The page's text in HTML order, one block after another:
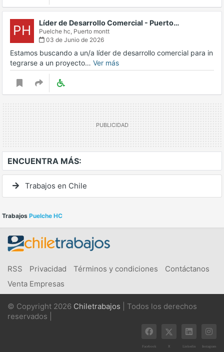
PH Líder de Desarrollo Comercial - Puerto…
Puelche hc, Puerto montt
03 de Junio de 2026
Estamos buscando a un/a líder de desarrollo comercial para in
tegrarse a un proyecto… Ver más
ENCUENTRA MÁS:
Trabajos en Chile
Trabajos Puelche HC
RSS Privacidad Términos y condiciones
Contáctanos
Venta Empresas
© Copyright 2026 Chiletrabajos | Todos los derechos
reservados |
Facebook X Linkedin Instagram